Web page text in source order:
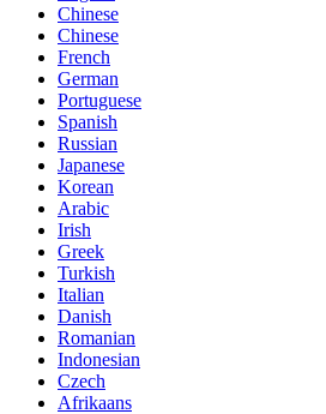
Chinese
Chinese
French
German
Portuguese
Spanish
Russian
Japanese
Korean
Arabic
Irish
Greek
Turkish
Italian
Danish
Romanian
Indonesian
Czech
Afrikaans